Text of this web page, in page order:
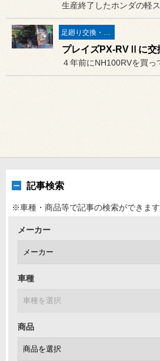
足廻り交換・４輪アライメント調整
記事検索
※車種・商品等で記事の検索ができます
メーカー
車種
商品